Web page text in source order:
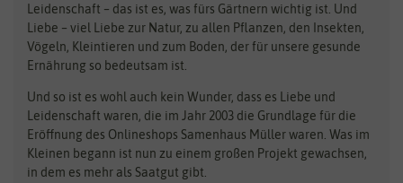
Obstsamen
Pilzbrut
Rasensamen
Steckzwiebeln
Zimmer & Kübelpflanzen
Kataloge
Schnäppchen
Anzucht & Gartenzubehör
Bingenheimer Saatgut
BioBalu
Bionana
BIOWOL
Blumicorn
Bûten Birds
Dürr-Samen
elho
Feldsaaten Freudenberger
Fertil
Flora Elite
Leidenschaft – das ist es, was fürs Gärtnern wichtig ist. Und
Liebe – viel Liebe zur Natur, zu allen Pflanzen, den Insekten,
Vögeln, Kleintieren und zum Boden, der für unsere gesunde
Ernährung so bedeutsam ist.
Und so ist es wohl auch kein Wunder, dass es Liebe und
Leidenschaft waren, die im Jahr 2003 die Grundlage für die
Eröffnung des Onlineshops Samenhaus Müller waren. Was im
Kleinen begann ist nun zu einem großen Projekt gewachsen,
in dem es mehr als Saatgut gibt.